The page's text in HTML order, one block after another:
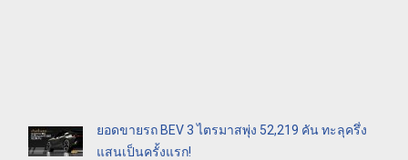
ยอดขายรถ BEV 3 ไตรมาสพุ่ง 52,219 คัน ทะลุครึ่ง
แสนเป็นครั้งแรก!